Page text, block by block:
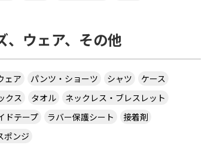
、ウェア、その他
ェア パンツ・ショーツ シャツ
ケース
クス タオル
ネックレス・ブレスレット
ドテープ ラバー保護シート
接着剤
ポンジ